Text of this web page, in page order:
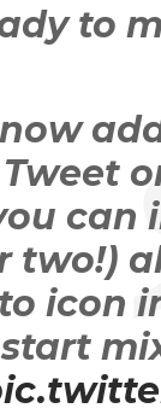
to
can
two!)
icon
start